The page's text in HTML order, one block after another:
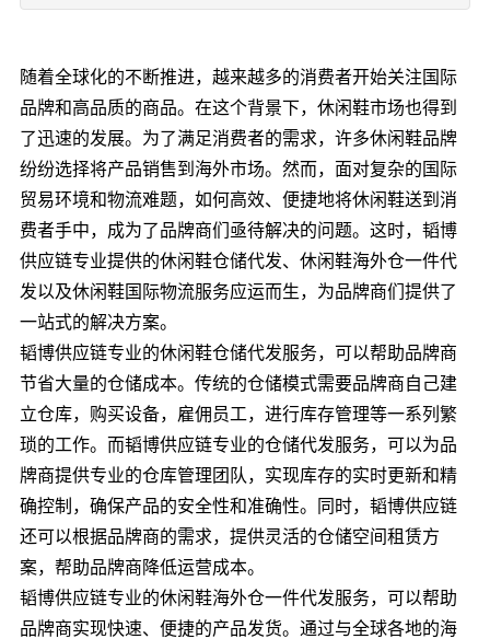
随着全球化的不断推进，越来越多的消费者开始关注国际
品牌和高品质的商品。在这个背景下，休闲鞋市场也得到
了迅速的发展。为了满足消费者的需求，许多休闲鞋品牌
纷纷选择将产品销售到海外市场。然而，面对复杂的国际
贸易环境和物流难题，如何高效、便捷地将休闲鞋送到消
费者手中，成为了品牌商们亟待解决的问题。这时，韬博
供应链专业提供的休闲鞋仓储代发、休闲鞋海外仓一件代
发以及休闲鞋国际物流服务应运而生，为品牌商们提供了
一站式的解决方案。
韬博供应链专业的休闲鞋仓储代发服务，可以帮助品牌商
节省大量的仓储成本。传统的仓储模式需要品牌商自己建
立仓库，购买设备，雇佣员工，进行库存管理等一系列繁
琐的工作。而韬博供应链专业的仓储代发服务，可以为品
牌商提供专业的仓库管理团队，实现库存的实时更新和精
确控制，确保产品的安全性和准确性。同时，韬博供应链
还可以根据品牌商的需求，提供灵活的仓储空间租赁方
案，帮助品牌商降低运营成本。
韬博供应链专业的休闲鞋海外仓一件代发服务，可以帮助
品牌商实现快速、便捷的产品发货。通过与全球各地的海